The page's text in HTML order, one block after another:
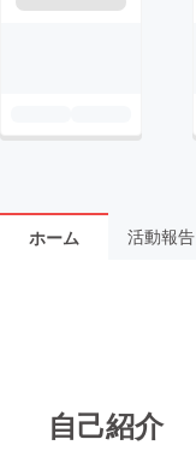
ホーム 活動報告
自己紹介